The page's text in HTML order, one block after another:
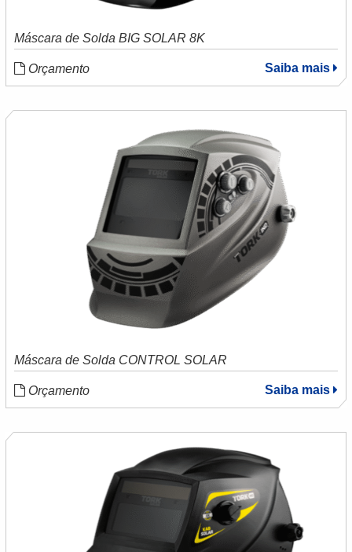
Máscara de Solda BIG SOLAR 8K
Orçamento Saiba mais
Máscara de Solda CONTROL SOLAR
Orçamento Saiba mais